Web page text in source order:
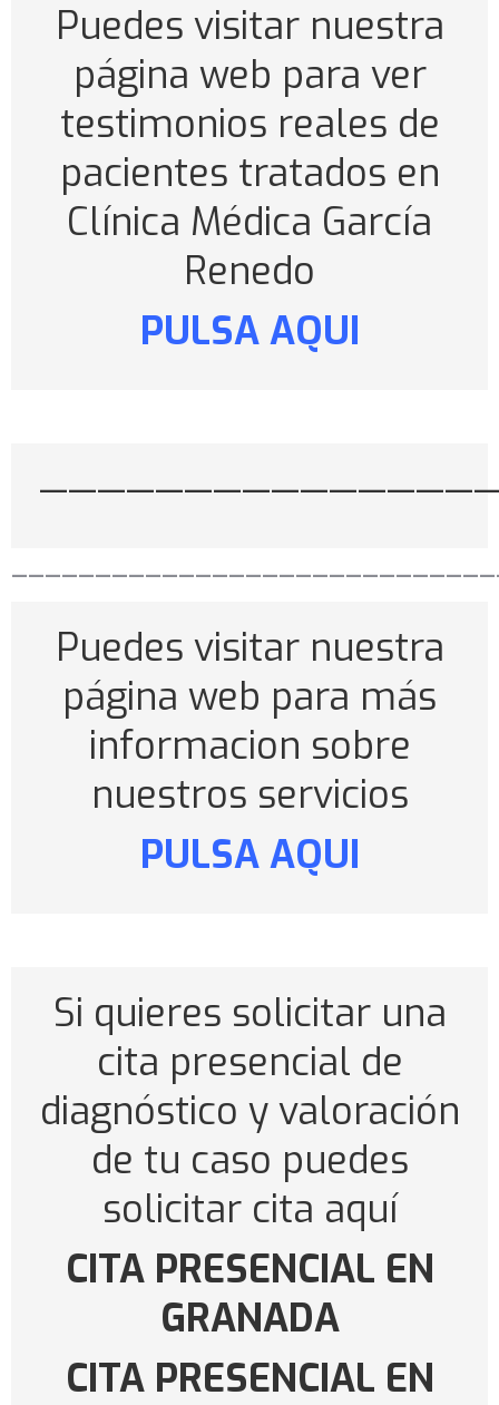
Puedes visitar nuestra
página web para ver
testimonios reales de
pacientes tratados en
Clínica Médica García
Renedo
PULSA AQUI
Puedes visitar nuestra
página web para más
informacion sobre
nuestros servicios
PULSA AQUI
Si quieres solicitar una
cita presencial de
diagnóstico y valoración
de tu caso puedes
solicitar cita aquí
CITA PRESENCIAL EN
GRANADA
CITA PRESENCIAL EN